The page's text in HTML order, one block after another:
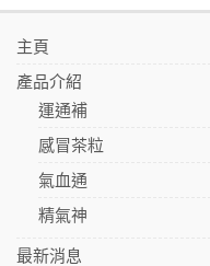
主頁
產品介紹
運通補
感冒茶粒
氣血通
精氣神
最新消息